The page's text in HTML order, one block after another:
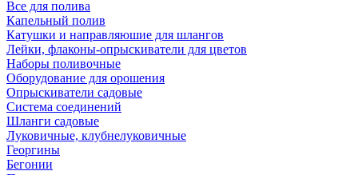
Все для полива
Капельный полив
Катушки и направляюшие для шлангов
Лейки, флаконы-опрыскиватели для цветов
Наборы поливочные
Оборудование для орошения
Опрыскиватели садовые
Система соединений
Шланги садовые
Луковичные, клубнелуковичные
Георгины
Бегонии